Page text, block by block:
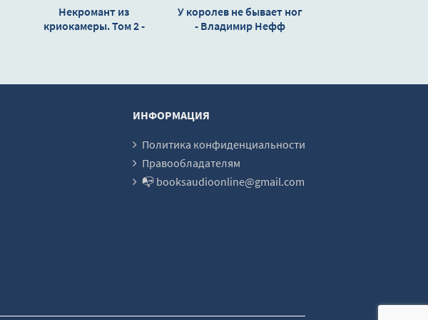
Некромант из
криокамеры. Том 2 -
У королев не бывает ног
- Владимир Нефф
ИНФОРМАЦИЯ
Политика конфиденциальности
Правообладателям
📭 booksaudioonline@gmail.com